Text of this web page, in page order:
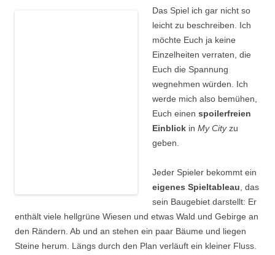
Das Spiel ich gar nicht so
leicht zu beschreiben. Ich
möchte Euch ja keine
Einzelheiten verraten, die
Euch die Spannung
wegnehmen würden. Ich
werde mich also bemühen,
Euch einen spoilerfreien
Einblick in My Cityzu
geben.
Jeder Spieler bekommt ein
eigenes Spieltableau, das
sein Baugebiet darstellt: Er
enthält viele hellgrüne Wiesen und etwas Wald und Gebirge an
den Rändern. Ab und an stehen ein paar Bäume und liegen
Steine herum. Längs durch den Plan verläuft ein kleiner Fluss.